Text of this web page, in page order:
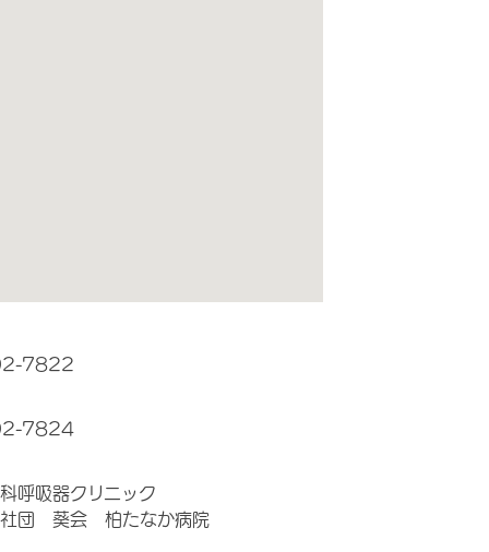
7822
7824
呼吸器クリニック
社団 葵会 柏たなか病院